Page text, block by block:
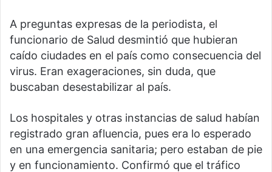
A preguntas expresas de la periodista, el
funcionario de Salud desmintió que hubieran
caído ciudades en el país como consecuencia del
virus. Eran exageraciones, sin duda, que
buscaban desestabilizar al país.
Los hospitales y otras instancias de salud habían
registrado gran afluencia, pues era lo esperado
en una emergencia sanitaria; pero estaban de pie
y en funcionamiento. Confirmó que el tráfico